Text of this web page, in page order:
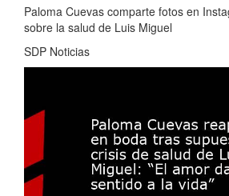
Paloma Cuevas comparte fotos en
sobre la salud de Luis Miguel
SDP Noticias